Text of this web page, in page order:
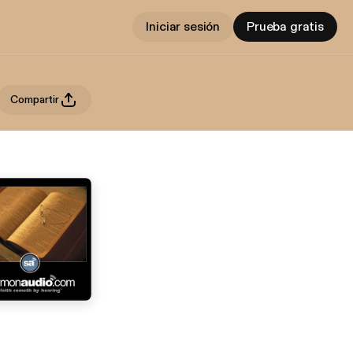
Iniciar sesión Prueba gratis
Compartir